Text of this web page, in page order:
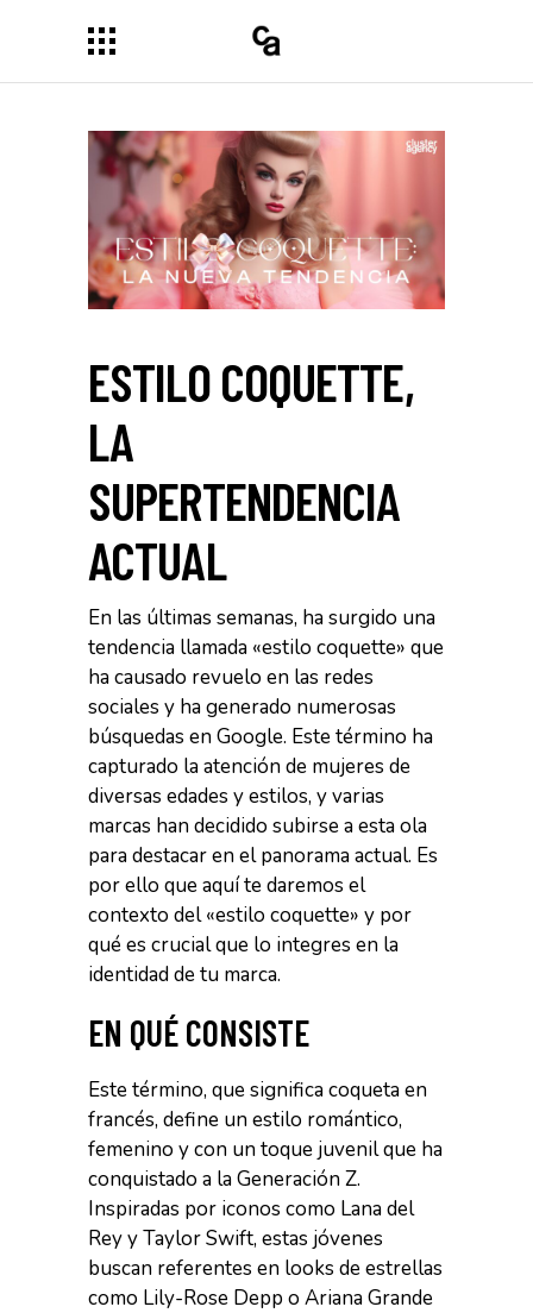
ESTILO COQUETTE,
LA
SUPERTENDENCIA
ACTUAL
En las últimas semanas, ha surgido una
tendencia llamada «estilo coquette» que
ha causado revuelo en las redes
sociales y ha generado numerosas
búsquedas en Google. Este término ha
capturado la atención de mujeres de
diversas edades y estilos, y varias
marcas han decidido subirse a esta ola
para destacar en el panorama actual. Es
por ello que aquí te daremos el
contexto del «estilo coquette» y por
qué es crucial que lo integres en la
identidad de tu marca.
EN QUÉ CONSISTE
Este término, que significa coqueta en
francés, define un estilo romántico,
femenino y con un toque juvenil que ha
conquistado a la Generación Z.
Inspiradas por iconos como Lana del
Rey y Taylor Swift, estas jóvenes
buscan referentes en looks de estrellas
como Lily-Rose Depp o Ariana Grande